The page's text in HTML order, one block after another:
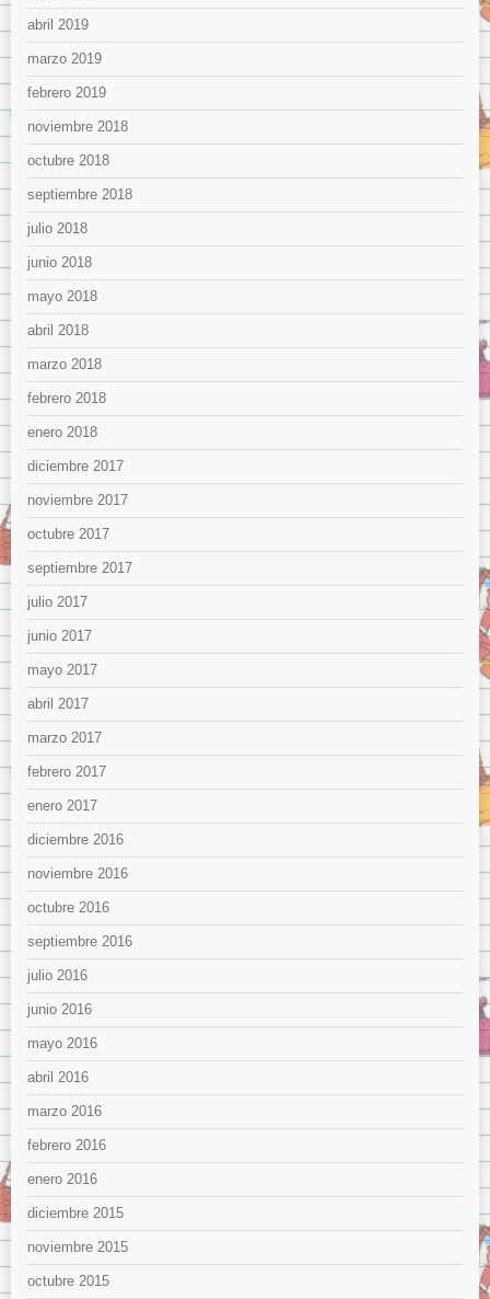
abril 2019
marzo 2019
febrero 2019
noviembre 2018
octubre 2018
septiembre 2018
julio 2018
junio 2018
mayo 2018
abril 2018
marzo 2018
febrero 2018
enero 2018
diciembre 2017
noviembre 2017
octubre 2017
septiembre 2017
julio 2017
junio 2017
mayo 2017
abril 2017
marzo 2017
febrero 2017
enero 2017
diciembre 2016
noviembre 2016
octubre 2016
septiembre 2016
julio 2016
junio 2016
mayo 2016
abril 2016
marzo 2016
febrero 2016
enero 2016
diciembre 2015
noviembre 2015
octubre 2015